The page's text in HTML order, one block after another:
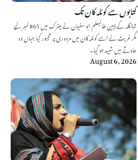
کتابوں سے کوئلہ کان تک
شانگلہ کے ذہین طالبعلم ابو سفیان نے میٹرک میں 865 نمبر لیے
مگر غربت نے اسے کوئلہ کان میں مزدوری پر مجبور کیا جہاں وہ
حادثے میں شہید ہو گیا۔
August 6, 2026